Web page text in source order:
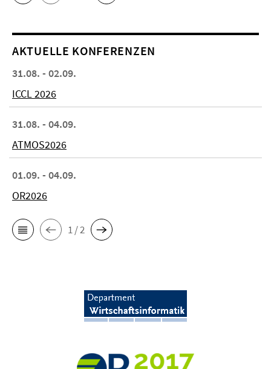
AKTUELLE KONFERENZEN
31.08. - 02.09.
ICCL 2026
31.08. - 04.09.
ATMOS2026
01.09. - 04.09.
OR2026
1 / 2